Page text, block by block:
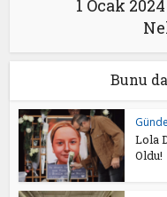
1 Ocak
Bunu
Lola
Oldu!